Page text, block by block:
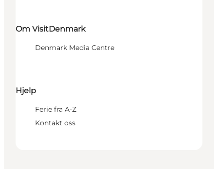
Om VisitDenmark
Denmark Media Centre
Hjelp
Ferie fra A-Z
Kontakt oss